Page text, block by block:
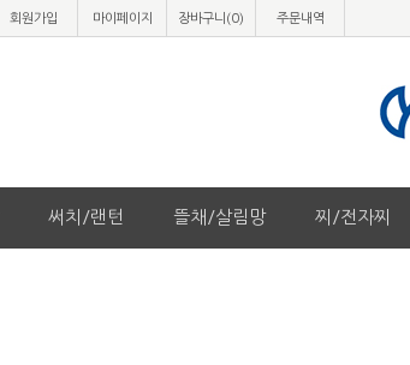
회원가입 마이페이지 장바구니(0) 주문내역
써치/랜턴 뜰채/살림망 찌/전자찌